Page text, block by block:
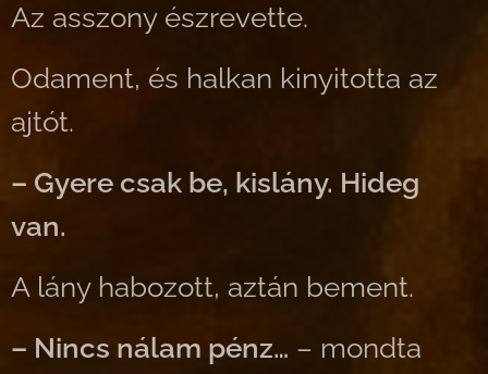
Az asszony észrevette.
Odament, és halkan kinyitotta az
ajtót.
– Gyere csak be, kislány. Hideg
van.
A lány habozott, aztán bement.
– Nincs nálam pénz… – mondta